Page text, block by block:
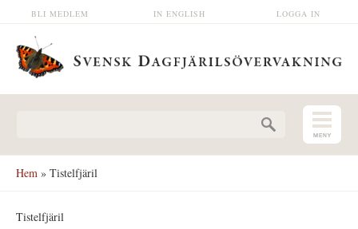
Hoppa till huvudinnehåll LOGGA IN
IN ENGLISH
BLI MEDLEM
Hem » Tistelfjäril
Tistelfjäril